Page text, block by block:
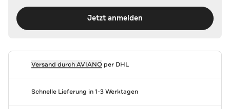
Jetzt anmelden
Versand durchAVIANOper DHL
Schnelle Lieferung in 1-3 Werktagen